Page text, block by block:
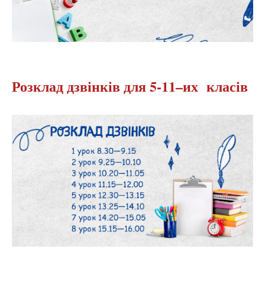
Розклад дзвінків для 5-11–их класів